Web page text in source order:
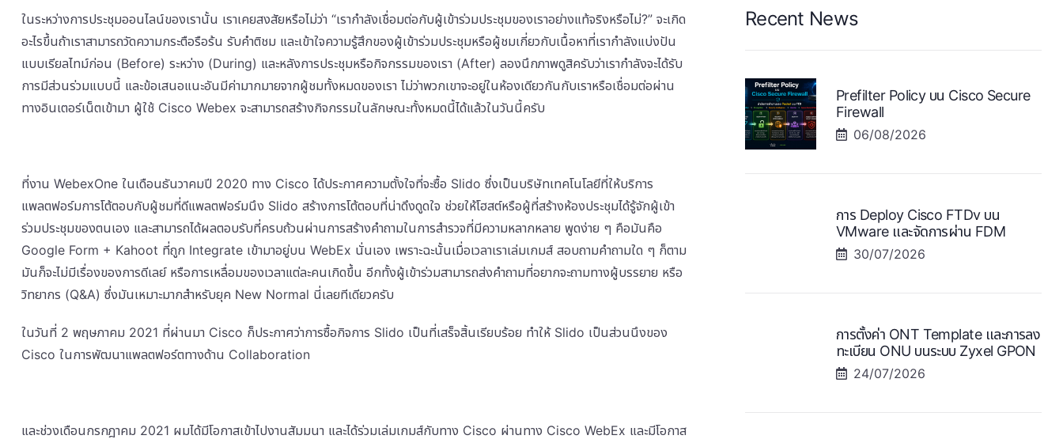
ในระหว่างการประชุมออนไลน์ของเรานั้น เราเคยสงสัยหรือไม่ว่า “เรากำลังเชื่อมต่อกับผู้เข้าร่วมประชุมของเราอย่างแท้จริงหรือไม่?” จะเกิด
อะไรขึ้นถ้าเราสามารถวัดความกระตือรือร้น รับคำติชม และเข้าใจความรู้สึกของผู้เข้าร่วมประชุมหรือผู้ชมเกี่ยวกับเนื้อหาที่เรากำลังแบ่งปัน
แบบเรียลไทม์ก่อน (Before) ระหว่าง (During) และหลังการประชุมหรือกิจกรรมของเรา (After) ลองนึกภาพดูสิครับว่าเรากำลังจะได้รับ
การมีส่วนร่วมแบบนี้ และข้อเสนอแนะอันมีค่ามากมายจากผู้ชมทั้งหมดของเรา ไม่ว่าพวกเขาจะอยู่ในห้องเดียวกันกับเราหรือเชื่อมต่อผ่าน
ทางอินเตอร์เน็ตเข้ามา ผู้ใช้ Cisco Webex จะสามารถสร้างกิจกรรมในลักษณะทั้งหมดนี้ได้แล้วในวันนี้ครับ
ที่งาน WebexOne ในเดือนธันวาคมปี 2020 ทาง Cisco ได้ประกาศความตั้งใจที่จะซื้อ Slido ซึ่งเป็นบริษัทเทคโนโลยีที่ให้บริการ
แพลตฟอร์มการโต้ตอบกับผู้ชมที่ดีแพลตฟอร์มนึง Slido สร้างการโต้ตอบที่น่าดึงดูดใจ ช่วยให้โฮสต์หรือผู้ที่สร้างห้องประชุมได้รู้จักผู้เข้า
ร่วมประชุมของตนเอง และสามารถได้ผลตอบรับที่ครบถ้วนผ่านการสร้างคำถามในการสำรวจที่มีความหลากหลาย พูดง่าย ๆ คือมันคือ
Google Form + Kahoot ที่ถูก Integrate เข้ามาอยู่บน WebEx นั่นเอง เพราะฉะนั้นเมื่อเวลาเราเล่มเกมส์ สอบถามคำถามใด ๆ ก็ตาม
มันก็จะไม่มีเรื่องของการดีเลย์ หรือการเหลื่อมของเวลาแต่ละคนเกิดขึ้น อีกทั้งผู้เข้าร่วมสามารถส่งคำถามที่อยากจะถามทางผู้บรรยาย หรือ
วิทยากร (Q&A) ซึ่งมันเหมาะมากสำหรับยุค New Normal นี่เลยทีเดียวครับ
ในวันที่ 2 พฤษภาคม 2021 ที่ผ่านมา Cisco ก็ประกาศว่าการซื้อกิจการ Slido เป็นที่เสร็จสิ้นเรียบร้อย ทำให้ Slido เป็นส่วนนึงของ
Cisco ในการพัฒนาแพลตฟอร์ตทางด้าน Collaboration
และช่วงเดือนกรกฎาคม 2021 ผมได้มีโอกาสเข้าไปงานสัมมนา และได้ร่วมเล่มเกมส์กับทาง Cisco ผ่านทาง Cisco WebEx และมีโอกาส
Recent News
Prefilter Policy บน Cisco Secure
Firewall
06/08/2026
การ Deploy Cisco FTDv บน
VMware และจัดการผ่าน FDM
30/07/2026
การตั้งค่า ONT Template และการลง
ทะเบียน ONU บนระบบ Zyxel GPON
24/07/2026